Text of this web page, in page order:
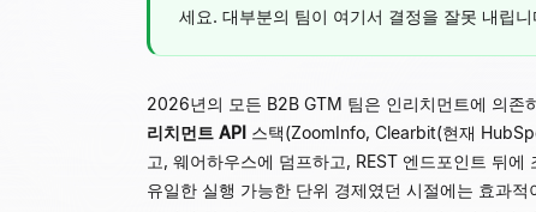
세요. 대부분의 팀이 여기서 결정을 잘못 내립니
2026년의 모든 B2B GTM 팀은 인리치먼트에 의존
리치먼트 API 스택(ZoomInfo, Clearbit(현재
고, 웨어하우스에 덤프하고, REST 엔드포인트 뒤
유일한 실행 가능한 단위 경제였던 시절에는 효과